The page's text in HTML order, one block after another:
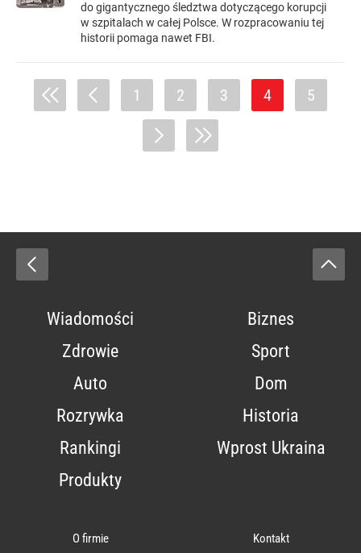
do gigantycznego śledztwa dotyczącego korupcji
w szpitalach w całej Polsce. W rozpracowaniu tej
historii pomaga nawet FBI.
1 2 3 4 5
Wiadomości
Biznes
Zdrowie
Sport
Auto
Dom
Rozrywka
Historia
Rankingi
Wprost Ukraina
Produkty
O firmie Kontakt